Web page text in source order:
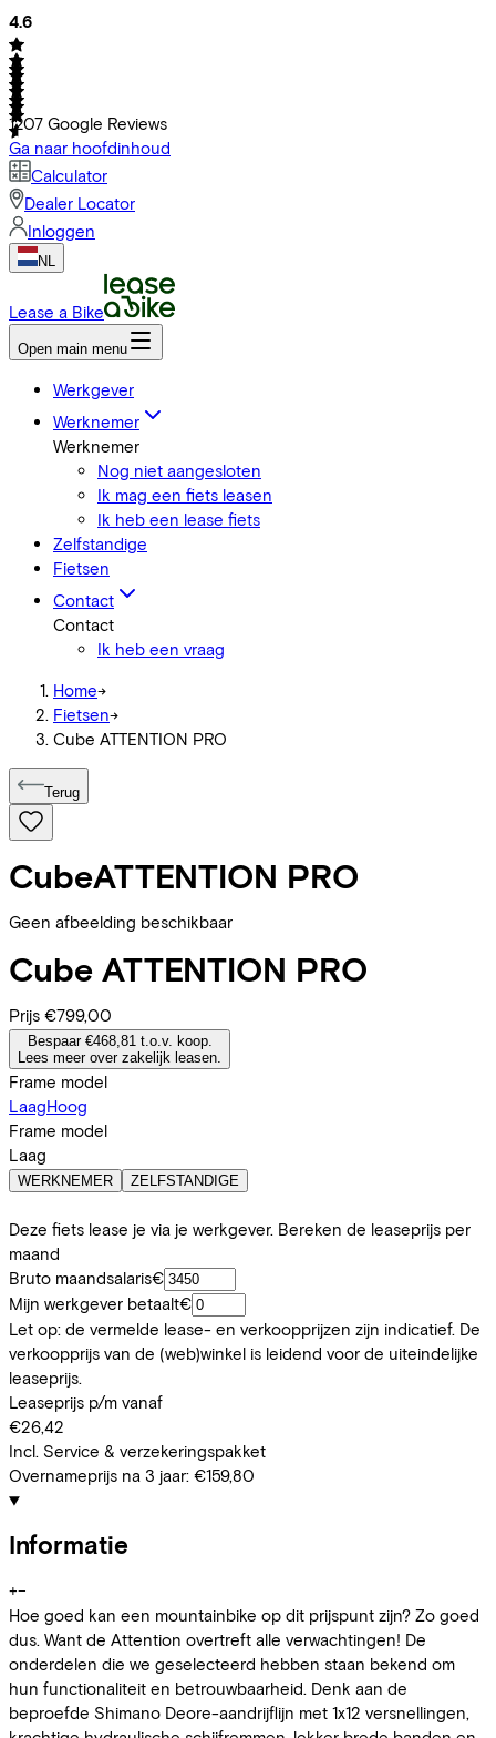
4.6
1207 Google Reviews
Ga naar hoofdinhoud
Calculator
Dealer Locator
Inloggen
NL
Lease a Bike
Open main menu
Werkgever
Werknemer
Werknemer
Nog niet aangesloten
Ik mag een fiets leasen
Ik heb een lease fiets
Zelfstandige
Fietsen
Contact
Contact
Ik heb een vraag
Home->
Fietsen->
Cube ATTENTION PRO
Terug
CubeATTENTION PRO
Geen afbeelding beschikbaar
Cube ATTENTION PRO
Prijs €799,00
Bespaar €468,81 t.o.v. koop.
Lees meer over zakelijk leasen.
Frame model
LaagHoog
Frame model
Laag
WERKNEMER ZELFSTANDIGE
Deze fiets lease je via je werkgever. Bereken de leaseprijs per
maand
Bruto maandsalaris€
Mijn werkgever betaalt€
Let op: de vermelde lease- en verkoopprijzen zijn indicatief. De
verkoopprijs van de (web)winkel is leidend voor de uiteindelijke
leaseprijs.
Leaseprijs p/m vanaf
€26,42
Incl. Service & verzekeringspakket
Overnameprijs na 3 jaar: €159,80
Informatie
+−
Hoe goed kan een mountainbike op dit prijspunt zijn? Zo goed
dus. Want de Attention overtreft alle verwachtingen! De
onderdelen die we geselecteerd hebben staan bekend om
hun functionaliteit en betrouwbaarheid. Denk aan de
beproefde Shimano Deore-aandrijflijn met 1x12 versnellingen,